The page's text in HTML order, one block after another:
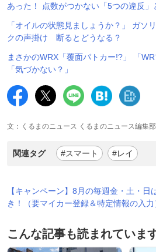
あった！ 点数がつかない「5つの違反」
「オイルの状態見ましょうか？」 ガソ
クの声掛け 断るとどうなる？
まさかのWRX「覆面パトカー!?」 「
「気づかない？」
文：くるまのニュース くるまのニュース編集部
関連タグ #スマート #レイ
【キャンペーン】8月の毎週金・土・日
き！（要マイカー登録＆特定情報の入力
こんな記事も読まれていま